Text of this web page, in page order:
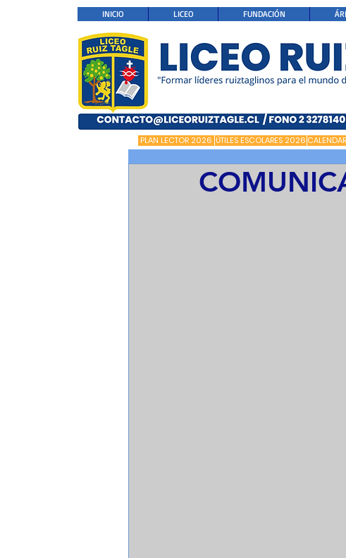
INICIO LICEO FUNDACIÓN
PLAN LECTOR 2026 ÚTILES ESCOLARES 2026